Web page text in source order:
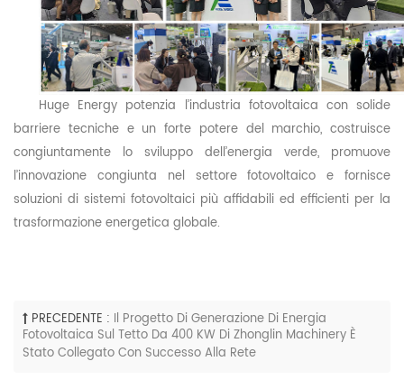
Huge Energy potenzia l’industria fotovoltaica con solide
barriere tecniche e un forte potere del marchio, costruisce
congiuntamente lo sviluppo dell’energia verde, promuove
l’innovazione congiunta nel settore fotovoltaico e fornisce
soluzioni di sistemi fotovoltaici più affidabili ed efficienti per la
trasformazione energetica globale.
PRECEDENTE : Il Progetto Di Generazione Di Energia
Fotovoltaica Sul Tetto Da 400 KW Di Zhonglin Machinery È
Stato Collegato Con Successo Alla Rete